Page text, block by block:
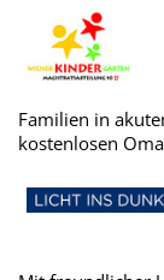
Familien in
kostenlosen